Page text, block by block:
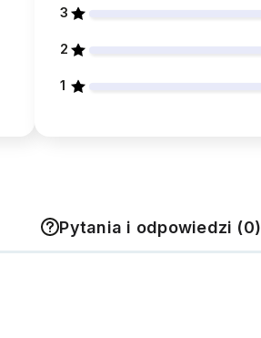
3
2
1
Pytania i odpowiedzi (0)